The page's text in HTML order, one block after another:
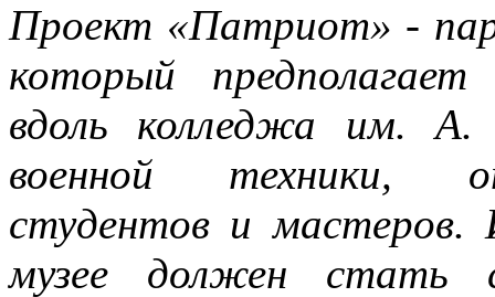
Проект «Патриот» -
который
вдоль колледжа им.
военной техники,
студентов и
музее должен стать